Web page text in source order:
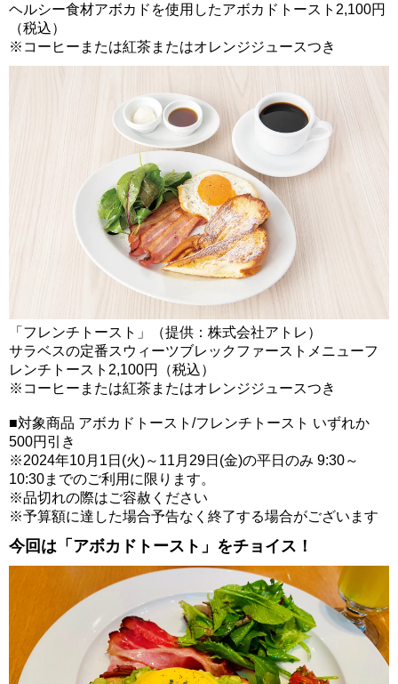
ヘルシー食材アボカドを使用したアボカドトースト2,100円
（税込）
※コーヒーまたは紅茶またはオレンジジュースつき
「フレンチトースト」（提供：株式会社アトレ）
サラベスの定番スウィーツブレックファーストメニューフ
レンチトースト2,100円（税込）
※コーヒーまたは紅茶またはオレンジジュースつき
■対象商品 アボカドトースト/フレンチトースト いずれか
500円引き
※2024年10月1日(火)～11月29日(金)の平日のみ 9:30～
10:30までのご利用に限ります。
※品切れの際はご容赦ください
※予算額に達した場合予告なく終了する場合がございます
今回は「アボカドトースト」をチョイス！